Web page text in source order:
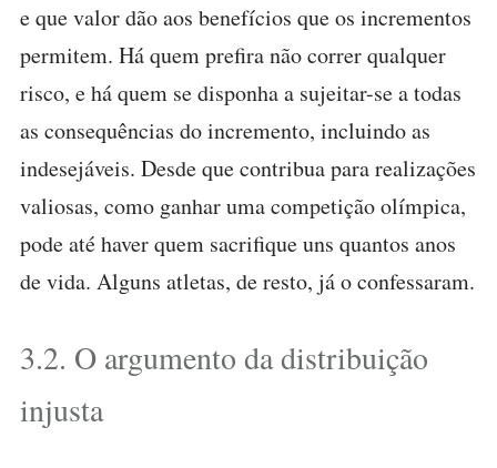
e que valor dão aos benefícios que os incrementos
permitem. Há quem prefira não correr qualquer
risco, e há quem se disponha a sujeitar-se a todas
as consequências do incremento, incluindo as
indesejáveis. Desde que contribua para realizações
valiosas, como ganhar uma competição olímpica,
pode até haver quem sacrifique uns quantos anos
de vida. Alguns atletas, de resto, já o confessaram.
3.2. O argumento da distribuição
injusta